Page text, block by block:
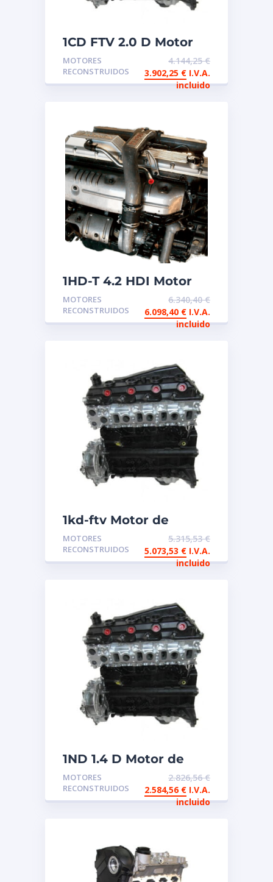
1CD FTV 2.0 D Motor
de intercambio
reconstruido TOYOTA
MOTORES
RECONSTRUIDOS
4.144,25€
3.902,25 € I.V.A.
incluido
1HD-T 4.2 HDI Motor
de intercambio
reconstruido Toyota
12V
MOTORES
RECONSTRUIDOS
6.340,40€
6.098,40 € I.V.A.
incluido
1kd-ftv Motor de
intercambio
reconstruido Toyota
MOTORES
RECONSTRUIDOS
5.315,53€
5.073,53 € I.V.A.
incluido
1ND 1.4 D Motor de
intercambio
reconstruido TOYOTA
MOTORES
RECONSTRUIDOS
2.826,56€
2.584,56 € I.V.A.
incluido